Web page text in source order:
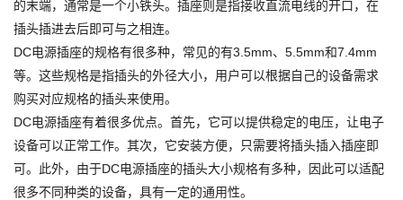
的末端，通常是一个小铁头。插座则是指接收直流电线的开口，在
插头插进去后即可与之相连。
DC电源插座的规格有很多种，常见的有3.5mm、5.5mm和7.4mm
等。这些规格是指插头的外径大小，用户可以根据自己的设备需求
购买对应规格的插头来使用。
DC电源插座有着很多优点。首先，它可以提供稳定的电压，让电子
设备可以正常工作。其次，它安装方便，只需要将插头插入插座即
可。此外，由于DC电源插座的插头大小规格有多种，因此可以适配
很多不同种类的设备，具有一定的通用性。